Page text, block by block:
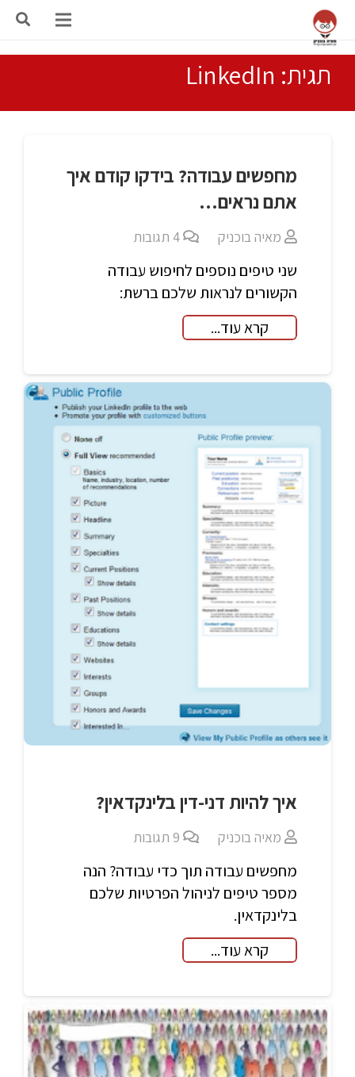
תגית: LinkedIn
מחפשים עבודה? בידקו קודם איך
אתם נראים…
מאיה בוכניק 4 תגובות
שני טיפים נוספים לחיפוש עבודה
הקשורים לנראות שלכם ברשת:
קרא עוד...
איך להיות דני-דין בלינקדאין?
מאיה בוכניק 9 תגובות
מחפשים עבודה תוך כדי עבודה? הנה
מספר טיפים לניהול הפרטיות שלכם
בלינקדאין.
קרא עוד...